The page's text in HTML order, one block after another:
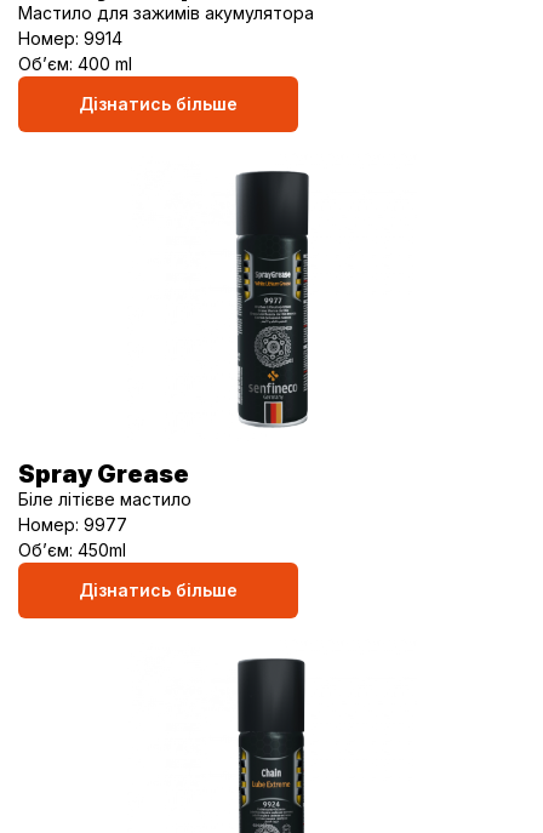
Мастило для зажимів акумулятора
Номер: 9914
Об’єм: 400 ml
Дізнатись більше
Spray Grease
Біле літієве мастило
Номер: 9977
Об’єм: 450ml
Дізнатись більше